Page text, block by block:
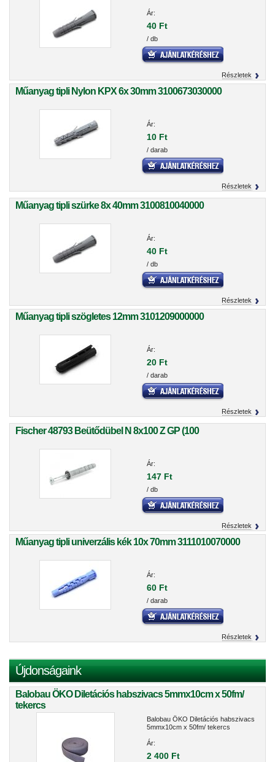
Ár:
40 Ft
/ db
Részletek
Műanyag tipli Nylon KPX 6x 30mm 3100673030000
Ár:
10 Ft
/ darab
Részletek
Műanyag tipli szürke 8x 40mm 3100810040000
Ár:
40 Ft
/ db
Részletek
Műanyag tipli szögletes 12mm 3101209000000
Ár:
20 Ft
/ darab
Részletek
Fischer 48793 Beütődübel N 8x100 Z GP (100
Ár:
147 Ft
/ db
Részletek
Műanyag tipli univerzális kék 10x 70mm 3111010070000
Ár:
60 Ft
/ darab
Részletek
Újdonságaink
Balobau ÖKO Diletációs habszivacs 5mmx10cm x 50fm/
tekercs
Balobau ÖKO Diletációs habszivacs
5mmx10cm x 50fm/ tekercs
Ár:
2 400 Ft